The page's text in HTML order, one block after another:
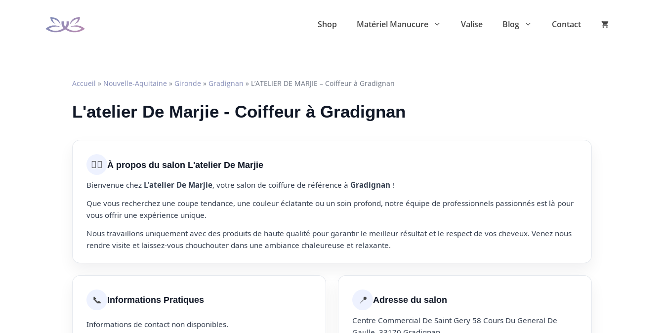
Shop Matériel Manucure Valise Blog Contact
Accueil » Nouvelle-Aquitaine » Gironde » Gradignan » L’ATELIER DE MARJIE – Coiffeur à Gradignan
L'atelier De Marjie - Coiffeur à Gradignan
💇‍♀️ À propos du salon L'atelier De Marjie
Bienvenue chez L'atelier De Marjie, votre salon de coiffure de référence à Gradignan !
Que vous recherchez une coupe tendance, une couleur éclatante ou un soin profond, notre équipe de professionnels passionnés est là pour
vous offrir une expérience unique.
Nous travaillons uniquement avec des produits de haute qualité pour garantir le meilleur résultat et le respect de vos cheveux. Venez nous
rendre visite et laissez-vous chouchouter dans une ambiance chaleureuse et relaxante.
📞 Informations Pratiques
Informations de contact non disponibles.
📍 Adresse du salon
Centre Commercial De Saint Gery 58 Cours Du General De